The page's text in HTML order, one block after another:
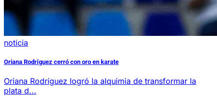
noticia
Oriana Rodríguez cerró con oro en karate
Oriana Rodríguez logró la alquimia de transformar la
plata d...